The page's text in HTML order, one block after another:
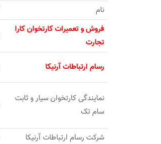
نام
فروش و تعمیرات کارتخوان کارا
تجارت
رسام ارتباطات آرنیکا
نمایندگی کارتخوان سیار و ثابت
سام تک
شرکت رسام ارتباطات آرنیکا